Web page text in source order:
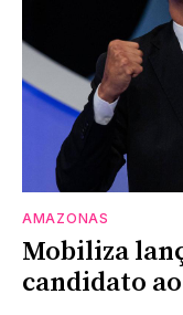
AMAZONAS
Mobiliza
candidato